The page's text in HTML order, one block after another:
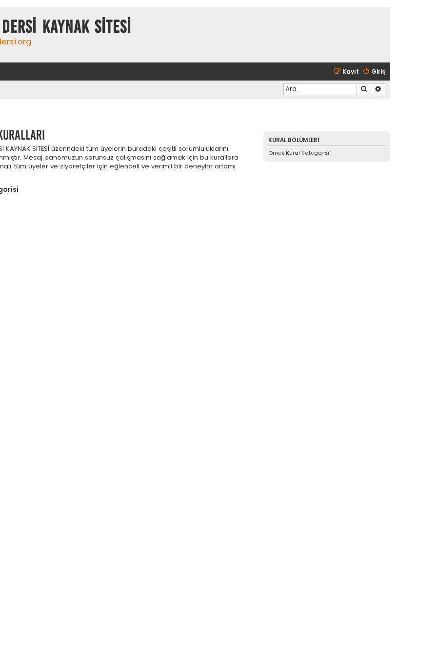
KAYNAK SİTESİ
Giriş
Kayıt
Ara
KURAL BÖLÜMLERI
Örnek Kural Kategorisi
KAYNAK SİTESİ üzerindeki tüm üyelerin buradaki çeşitli sorumluluklarını
Mesaj panomuzun sorunsuz çalışmasını sağlamak için bu kurallara
tüm üyeler ve ziyaretçiler için eğlenceli ve verimli bir deneyim ortamı